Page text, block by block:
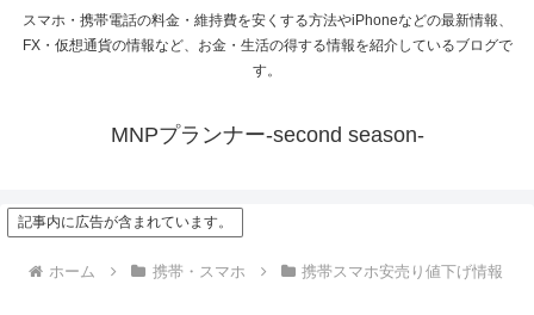
スマホ・携帯電話の料金・維持費を安くする方法やiPhoneなどの最新情報、
FX・仮想通貨の情報など、お金・生活の得する情報を紹介しているブログで
す。
MNPプランナー-second season-
記事内に広告が含まれています。
ホーム 携帯・スマホ 携帯スマホ安売り値下げ情報